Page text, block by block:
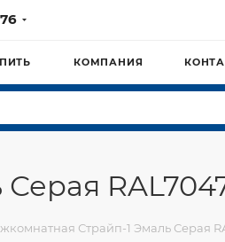
КОМПАНИЯ
Страйп-1 Эмаль Серая